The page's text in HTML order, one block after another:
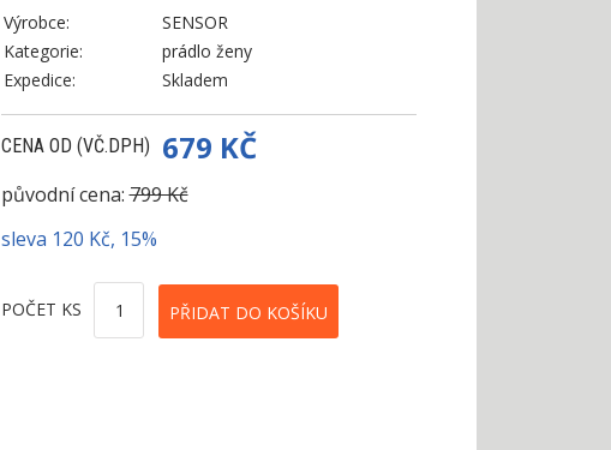
Výrobce:
SENSOR
Kategorie:
prádlo ženy
Expedice:
Skladem
CENA OD (VČ.DPH) 679 KČ
původní cena:799 Kč
sleva 120 Kč, 15%
POČET KS